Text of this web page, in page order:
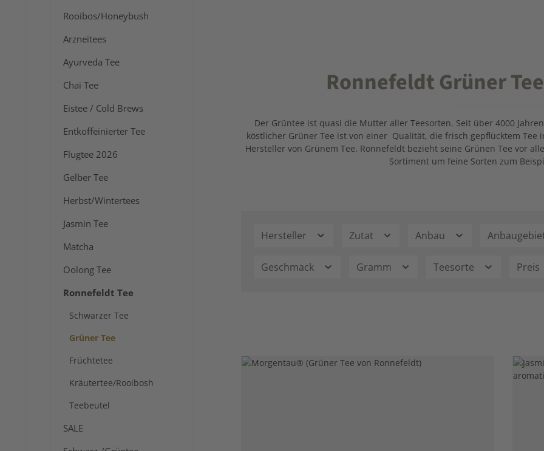
Rooibos/Honeybush
Arzneitees
Ayurveda Tee
Chai Tee
Eistee / Cold Brews
Entkoffeinierter Tee
Flugtee 2026
Gelber Tee
Herbst/Wintertees
Jasmin Tee
Matcha
Oolong Tee
Ronnefeldt Tee
Schwarzer Tee
Grüner Tee
Früchtetee
Kräutertee/Rooibosh
Teebeutel
SALE
Ronnefeldt Grüner
Der Grüntee ist quasi die Mutter aller Teesorten. Seit über 4000
köstlicher Grüner Tee ist von einer Qualität, die frisch gepflücktem
Hersteller von Grünem Tee. Ronnefeldt bezieht seine Grünen Tee vor
Sortiment um feine Sorten zum
Hersteller Zutat Anbau
Geschmack Gramm Teesorte Preis